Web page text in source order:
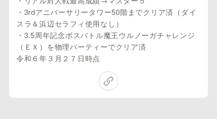
・3rdアニバーサリータワー50階までクリア済（ダイ
スラ＆浜辺セラフィ使用なし）
・3.5周年記念ボスバトル魔王ウルノーガチャレンジ
（ＥＸ）を物理パーティーでクリア済
令和６年３月２７日時点